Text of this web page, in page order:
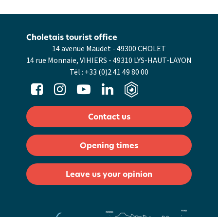
14 avenue Maudet - 49300 CHOLET
14 rue Monnaie, VIHIERS - 49310 LYS-HAUT-LAYON
Tél : +33 (0)2 41 49 80 00
Choletais tourist office
Contact us
Opening times
Leave us your opinion